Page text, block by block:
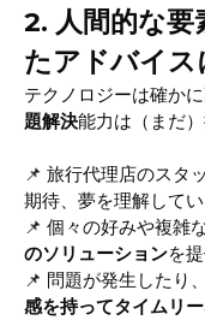
2. 人間的な
たアドバイ
テクノロジーは確かに
題解決能力は（まだ
📌 旅行代理店のスタ
期待、夢を理解してい
📌 個々の好みや複雑
のソリューションを
📌 問題が発生したり
感を持ってタイムリ